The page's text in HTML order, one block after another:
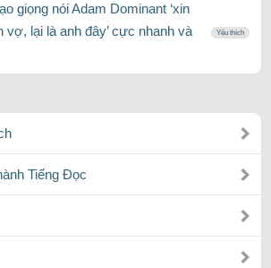
giọng nói Adam Dominant ‘xin
vợ, lại là anh đây’ cực nhanh và
Yêu thích
Tiếng Đọc